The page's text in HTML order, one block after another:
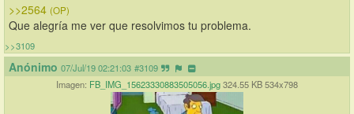
>>2564 (OP)
Que alegría me ver que resolvimos tu problema.
>>3109
Anónimo 07/Jul/19 02:21:03 #3109
Imagen: FB_IMG_15623330883505056.jpg324.55 KB 534x798